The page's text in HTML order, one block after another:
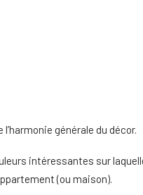
générale du décor.
intéressantes sur
(ou maison).